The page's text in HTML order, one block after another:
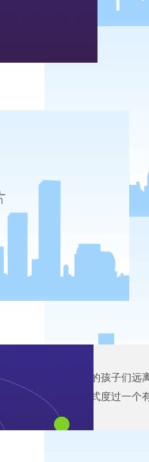
空间——带着我们的孩子们远
力，用游戏的方式度过一个